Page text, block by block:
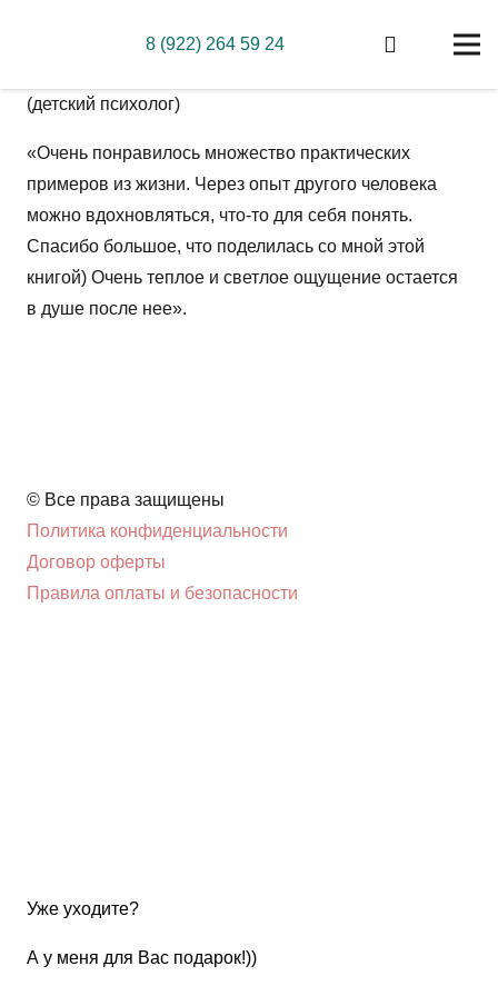
8 (922) 264 59 24
(детский психолог)
«Очень понравилось множество практических
примеров из жизни. Через опыт другого человека
можно вдохновляться, что-то для себя понять.
Спасибо большое, что поделилась со мной этой
книгой) Очень теплое и светлое ощущение остается
в душе после нее».
© Все права защищены
Политика конфиденциальности
Договор оферты
Правила оплаты и безопасности
Уже уходите?
А у меня для Вас подарок!))